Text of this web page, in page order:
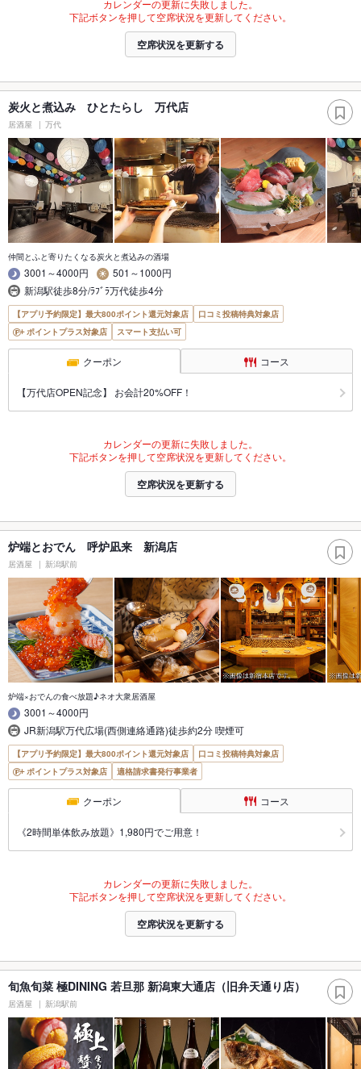
カレンダーの更新に失敗しました。
下記ボタンを押して空席状況を更新してください。
空席状況を更新する
炭火と煮込み ひとたらし 万代店
居酒屋 万代
仲間とふと寄りたくなる炭火と煮込みの酒場
3001～4000円
501～1000円
新潟駅徒歩8分/ﾗﾌﾞﾗ万代徒歩4分
【アプリ予約限定】最大800ポイント還元対象店
口コミ投稿特典対象店
ポイントプラス対象店
スマート支払い可
クーポン コース
【万代店OPEN記念】 お会計20%OFF！
カレンダーの更新に失敗しました。
下記ボタンを押して空席状況を更新してください。
空席状況を更新する
炉端とおでん 呼炉凪来 新潟店
居酒屋 新潟駅前
炉端×おでんの食べ放題♪ネオ大衆居酒屋
3001～4000円
JR新潟駅万代広場(西側連絡通路)徒歩約2分 喫煙可
【アプリ予約限定】最大800ポイント還元対象店
口コミ投稿特典対象店
ポイントプラス対象店
適格請求書発行事業者
クーポン コース
《2時間単体飲み放題》1,980円でご用意！
カレンダーの更新に失敗しました。
下記ボタンを押して空席状況を更新してください。
空席状況を更新する
旬魚旬菜 極DINING 若旦那 新潟東大通店（旧弁天通り店）
居酒屋 新潟駅前